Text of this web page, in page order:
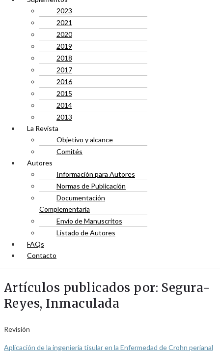
2023
2021
2020
2019
2018
2017
2016
2015
2014
2013
La Revista
Objetivo y alcance
Comités
Autores
Información para Autores
Normas de Publicación
Documentación
Complementaria
Envío de Manuscritos
Listado de Autores
FAQs
Contacto
Artículos publicados por: Segura-
Reyes, Inmaculada
Revisión
Aplicación de la ingeniería tisular en la Enfermedad de Crohn perianal